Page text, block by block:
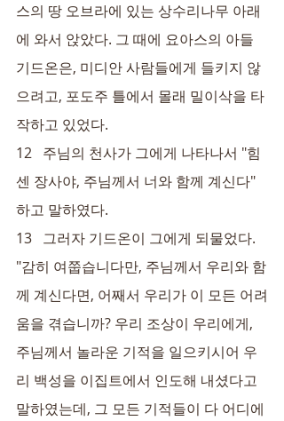
스의 땅 오브라에 있는 상수리나무 아래
에 와서 앉았다. 그 때에 요아스의 아들
기드온은, 미디안 사람들에게 들키지 않
으려고, 포도주 틀에서 몰래 밀이삭을 타
작하고 있었다.
12   주님의 천사가 그에게 나타나서 "힘
센 장사야, 주님께서 너와 함께 계신다"
하고 말하였다.
13   그러자 기드온이 그에게 되물었다.
"감히 여쭙습니다만, 주님께서 우리와 함
께 계신다면, 어째서 우리가 이 모든 어려
움을 겪습니까? 우리 조상이 우리에게,
주님께서 놀라운 기적을 일으키시어 우
리 백성을 이집트에서 인도해 내셨다고
말하였는데, 그 모든 기적들이 다 어디에